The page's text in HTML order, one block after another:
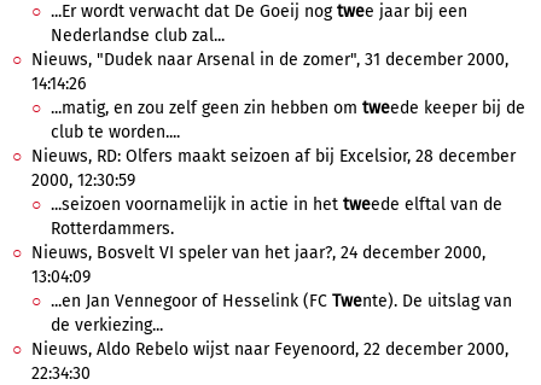
...Er wordt verwacht dat De Goeij nogtwee jaar bij een
Nederlandse club zal...
Nieuws, "Dudek naar Arsenal in de zomer", 31 december 2000,
14:14:26
...matig, en zou zelf geen zin hebben om tweede keeper bij de
club te worden....
Nieuws, RD: Olfers maakt seizoen af bij Excelsior, 28 december
2000, 12:30:59
...seizoen voornamelijk in actie in het tweede elftal van de
Rotterdammers.
Nieuws, Bosvelt VI speler van het jaar?, 24 december 2000,
13:04:09
...en Jan Vennegoor of Hesselink (FC Twente). De uitslag van
de verkiezing...
Nieuws, Aldo Rebelo wijst naar Feyenoord, 22 december 2000,
22:34:30